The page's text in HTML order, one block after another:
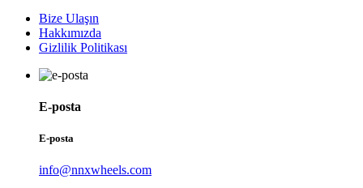
Bize Ulaşın
Hakkımızda
Gizlilik Politikası
E-posta
E-posta
info@nnxwheels.com